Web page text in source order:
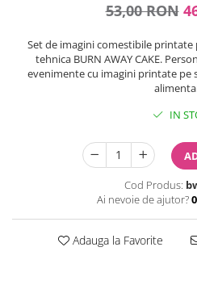
Pasta de zahar - Icing
Decoratiuni din ciocolata
Barot
RELAXARE & HOBBY
PETRECERI & EVENIMENTE
53,00 RON
Set de imagini comestibile
tehnica BURN AWAY CAKE.
evenimente cu imagini printate pe
IN
Cod Produs:
Ai nevoie de ajutor?
Adauga la Favorite